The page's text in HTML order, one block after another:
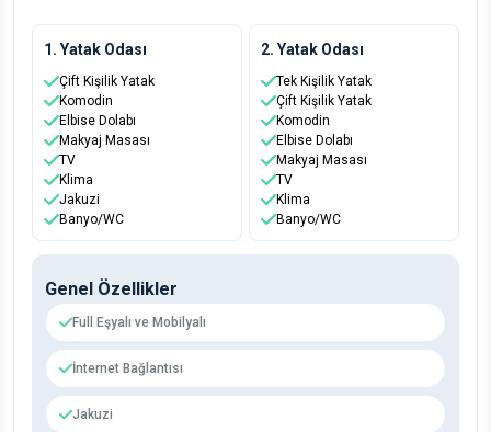
1. Yatak Odası
Çift Kişilik Yatak
Komodin
Elbise Dolabı
Makyaj Masası
TV
Klima
Jakuzi
Banyo/WC
2. Yatak Odası
Tek Kişilik Yatak
Çift Kişilik Yatak
Komodin
Elbise Dolabı
Makyaj Masası
TV
Klima
Banyo/WC
Genel Özellikler
Full Eşyalı ve Mobilyalı
İnternet Bağlantısı
Jakuzi